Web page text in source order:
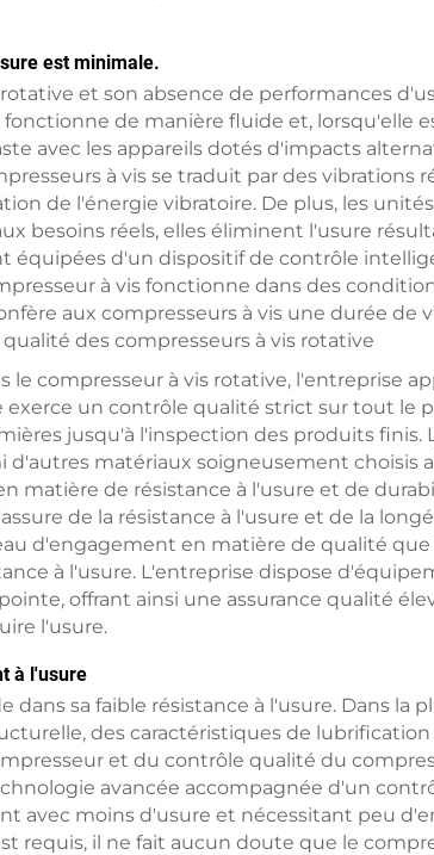
est minimale.
et son absence de performances
de manière fluide et, lorsqu'elle
avec les appareils dotés d'impacts
à vis se traduit par des vibrations
de l'énergie vibratoire. De plus, les
besoins réels, elles éliminent l'usure
équipées d'un dispositif de contrôle
à vis fonctionne dans des
aux compresseurs à vis une durée de
des compresseurs à vis rotative
compresseur à vis rotative, l'entreprise
un contrôle qualité strict sur tout le
jusqu'à l'inspection des produits
matériaux soigneusement choisis
matière de résistance à l'usure et de
de la résistance à l'usure et de la
d'engagement en matière de qualité que
à l'usure. L'entreprise dispose
offrant ainsi une assurance qualité
l'usure.
à l'usure
sa faible résistance à l'usure. Dans la
des caractéristiques de
et du contrôle qualité du
avancée accompagnée d'un
avec moins d'usure et nécessitant peu
requis, il ne fait aucun doute que le